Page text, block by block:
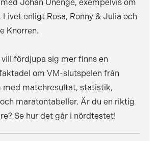
Johan Unenge, exempelvis om
Livet enligt Rosa, Ronny & Julia och
Knorren.
fördjupa sig mer finns en
om VM-slutspelen från
med matchresultat, statistik,
maratontabeller. Är du en riktig
Se hur det går i nördtestet!